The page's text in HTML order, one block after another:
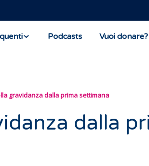
Podcasts Vuoi donare?
gravidanza dalla prima settimana
dalla